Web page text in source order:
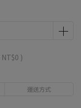
NT$0 )
運送方式